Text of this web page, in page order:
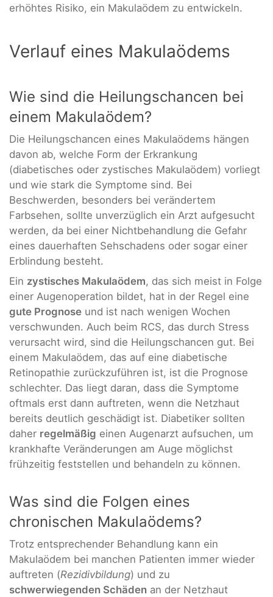
erhöhtes Risiko, ein Makulaödem zu entwickeln.
Verlauf eines Makulaödems
Wie sind die Heilungschancen bei
einem Makulaödem?
Die Heilungschancen eines Makulaödems hängen
davon ab, welche Form der Erkrankung
(diabetisches oder zystisches Makulaödem) vorliegt
und wie stark die Symptome sind. Bei
Beschwerden, besonders bei verändertem
Farbsehen, sollte unverzüglich ein Arzt aufgesucht
werden, da bei einer Nichtbehandlung die Gefahr
eines dauerhaften Sehschadens oder sogar einer
Erblindung besteht.
Ein zystisches Makulaödem, das sich meist in Folge
einer Augenoperation bildet, hat in der Regel eine
gute Prognose und ist nach wenigen Wochen
verschwunden. Auch beim RCS, das durch Stress
verursacht wird, sind die Heilungschancen gut. Bei
einem Makulaödem, das auf eine diabetische
Retinopathie zurückzuführen ist, ist die Prognose
schlechter. Das liegt daran, dass die Symptome
oftmals erst dann auftreten, wenn die Netzhaut
bereits deutlich geschädigt ist. Diabetiker sollten
daher regelmäßig einen Augenarzt aufsuchen, um
krankhafte Veränderungen am Auge möglichst
frühzeitig feststellen und behandeln zu können.
Was sind die Folgen eines
chronischen Makulaödems?
Trotz entsprechender Behandlung kann ein
Makulaödem bei manchen Patienten immer wieder
auftreten (Rezidivbildung) und zu
schwerwiegenden Schäden an der Netzhaut